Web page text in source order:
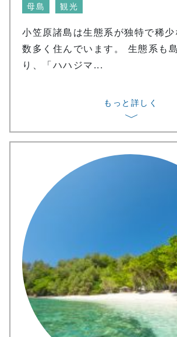
母島 観光
小笠原諸島は生態系が独特で稀少
数多く住んでいます。 生態系も
り、「ハハジマ...
もっと詳しく
〉